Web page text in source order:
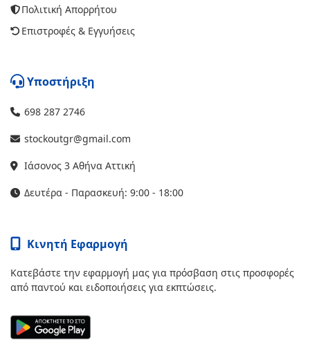
Πολιτική Απορρήτου
Επιστροφές & Εγγυήσεις
Υποστήριξη
698 287 2746
stockoutgr@gmail.com
Ιάσονος 3 Αθήνα Αττική
Δευτέρα - Παρασκευή: 9:00 - 18:00
Κινητή Εφαρμογή
Κατεβάστε την εφαρμογή μας για πρόσβαση στις προσφορές
από παντού και ειδοποιήσεις για εκπτώσεις.